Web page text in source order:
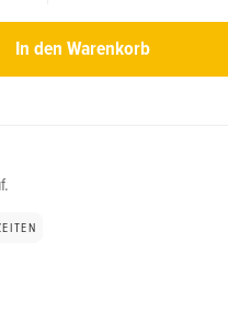
In den Warenkorb